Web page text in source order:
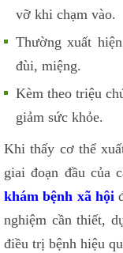
vỡ khi chạm vào.
Thường xuất
đùi, miệng.
Kèm theo triệu
giảm sức khỏe.
Khi thấy cơ thể
giai đoạn đầu của
khám bệnh xã hội
nghiệm cần thiết,
điều trị bệnh hiệu